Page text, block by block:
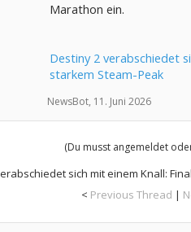
Marathon ein.
Destiny 2 verabschiedet
starkem Steam-Peak
NewsBot, 11. Juni 2026
(Du musst angemeldet
sich mit einem Knall:
< Previous Thread |